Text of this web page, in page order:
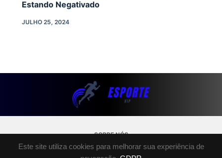
Este site utiliza cookies para melhorar sua experiência de
Estando Negativado
JULHO 25, 2024
SOBRE NÓS
POLÍTICA DE PRIVACIDADE